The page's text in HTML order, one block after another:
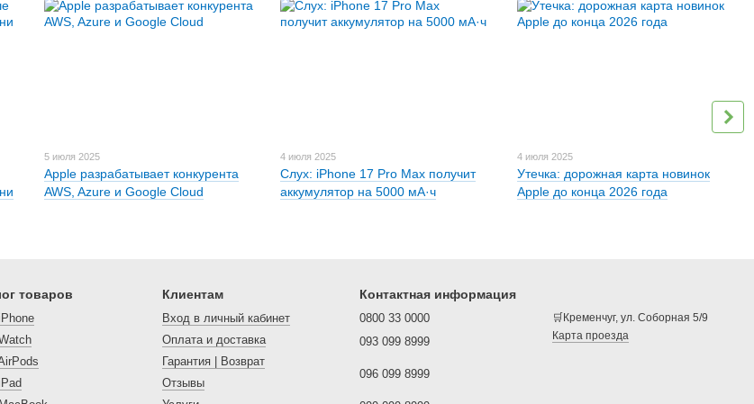
5 июля 2025
Apple разрабатывает конкурента
AWS, Azure и Google Cloud
4 июля 2025
Слух: iPhone 17 Pro Max получит
аккумулятор на 5000 мА·ч
4 июля 2025
Утечка: дорожная карта новинок
Apple до конца 2026 года
товаров Клиентам
Вход в личный кабинет
Оплата и доставка
Гарантия | Возврат
Отзывы
Контактная информация
0800 33 0000
093 099 8999
096 099 8999
🛒Кременчуг, ул. Соборная 5/9
Карта проезда